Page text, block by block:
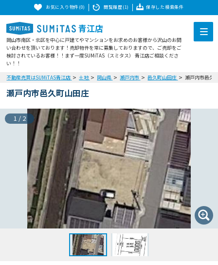
お気に入り物件(0) 閲覧履歴(1) 保存した検索条件
青江店
岡山市南区・北区を中心に戸建てやマンションをお求めのお客様から沢山のお問
い合わせを頂いております！売却物件を常に募集しておりますので、ご売却をご
検討されているお客様！！まず一度SUMiTAS（スミタス） 青江店ご相談くださ
い！！
不動産売買はSUMiTAS青江店
土地 岡山県 瀬戸内市 邑久町山田庄 瀬戸内市邑久
瀬戸内市邑久町山田庄
1 / 2